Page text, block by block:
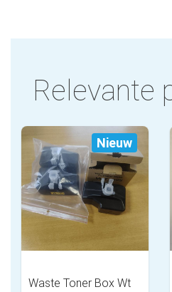
Relevante
Nieuw
Waste Toner Box Wt